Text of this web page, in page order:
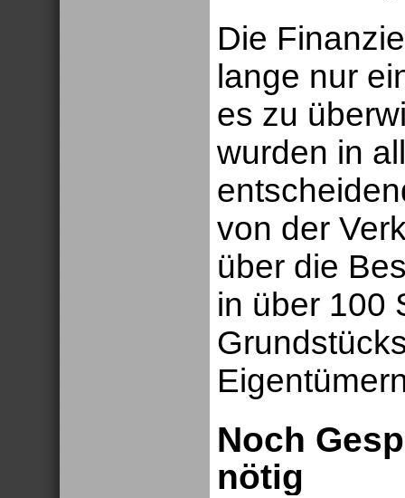
Die
lange nur
es zu
wurden in
von der
über die
in über 100
Noch
nötig